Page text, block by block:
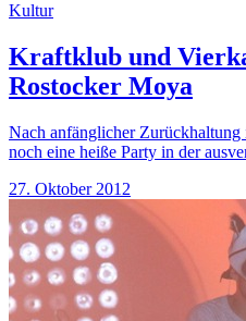
Kultur
Kraftklub und
Rostocker Moya
Nach anfänglicher
noch eine heiße Party in der
27. Oktober 2012